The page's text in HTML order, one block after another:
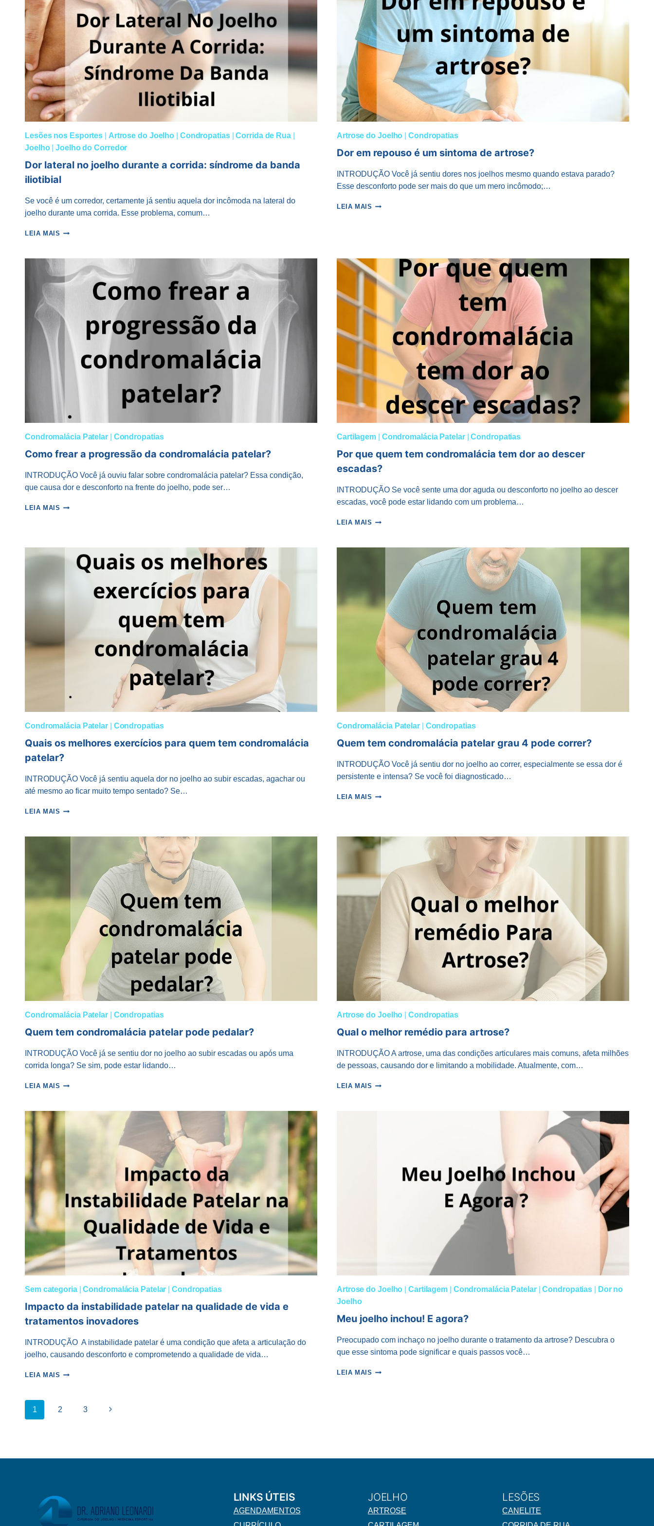
Lesões nos Esportes Artrose do Joelho Condropatias|Corrida de Rua|
Joelho|Joelho do Corredor
Dor lateral no joelho durante a corrida: síndrome da banda
iliotibial
Se você é um corredor, certamente já sentiu aquela dor incômoda na lateral do
joelho durante uma corrida. Esse problema, comum…
LEIA MAIS DOR
JOELHO
DURANTE
CORRIDA:
SÍNDROME
BANDA
ILIOTIBIAL
Artrose do Joelho |Condropatias
Dor em repouso é um sintoma de artrose?
INTRODUÇÃO Você já sentiu dores nos joelhos mesmo quando estava parado?
Esse desconforto pode ser mais do que um mero incômodo;…
LEIA MAIS DOR
ARTROSE?
Condromalácia Patelar| Condropatias
Como frear a progressão da condromalácia patelar?
INTRODUÇÃO Você já ouviu falar sobre condromalácia patelar? Essa condição,
que causa dor e desconforto na frente do joelho, pode ser…
LEIA MAIS COMO
CONDROMALÁCIA
PATELAR?
Cartilagem Condromalácia Patelar|Condropatias
Por que quem tem condromalácia tem dor ao descer
escadas?
INTRODUÇÃO Se você sente uma dor aguda ou desconforto no joelho ao descer
escadas, você pode estar lidando com um problema…
LEIA MAIS POR
TEM
CONDROMALÁCIA
DESCER
ESCADAS?
Condromalácia Patelar| Condropatias
Quais os melhores exercícios para quem tem condromalácia
patelar?
INTRODUÇÃO Você já sentiu aquela dor no joelho ao subir escadas, agachar ou
até mesmo ao ficar muito tempo sentado? Se…
LEIA MAIS QUAIS
EXERCÍCIOS
CONDROMALÁCIA
PATELAR?
Condromalácia Patelar| Condropatias
Quem tem condromalácia patelar grau 4 pode correr?
INTRODUÇÃO Você já sentiu dor no joelho ao correr, especialmente se essa dor é
persistente e intensa? Se você foi diagnosticado…
LEIA MAIS QUEM
4
PODE
Condromalácia Patelar| Condropatias
Quem tem condromalácia patelar pode pedalar?
INTRODUÇÃO Você já se sentiu dor no joelho ao subir escadas ou após uma
corrida longa? Se sim, pode estar lidando…
LEIA MAIS QUEM
PATELAR
PEDALAR?
Artrose do Joelho |Condropatias
Qual o melhor remédio para artrose?
INTRODUÇÃO A artrose, uma das condições articulares mais comuns, afeta milhões
de pessoas, causando dor e limitando a mobilidade. Atualmente, com…
LEIA MAIS QUAL
Sem categoria|Condromalácia Patelar |Condropatias
Impacto da instabilidade patelar na qualidade de vida e
tratamentos inovadores
INTRODUÇÃO A instabilidade patelar é uma condição que afeta a articulação do
joelho, causando desconforto e comprometendo a qualidade de vida…
LEIA MAIS IMPACTO
NA
TRATAMENTOS
Artrose do Joelho |Cartilagem Condromalácia Patelar|Condropatias
Dor no
Joelho
Meu joelho inchou! E agora?
Preocupado com inchaço no joelho durante o tratamento da artrose? Descubra o
que esse sintoma pode significar e quais passos você…
LEIA MAIS MEU
Navegação
Página
1 2 3 Página
LINKS ÚTEIS
AGENDAMENTOS
JOELHO
ARTROSE
LESÕES
CANELITE